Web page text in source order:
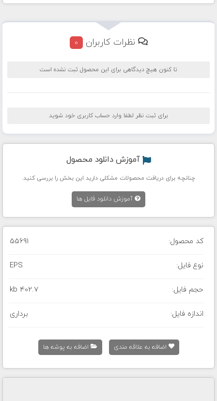
نظرات کاربران 0
تا کنون هیچ دیدگاهی برای این محصول ثبت نشده است
برای ثبت نظر لطفا وارد حساب کاربری خود شوید
آموزش دانلود محصول
چنانچه برای دریافت محصولات مشکلی دارید این بخش را بررسی کنید.
آموزش دانلود فایل ها
کد محصول: 55691
نوع فایل: EPS
حجم فایل: 402.7 kb
اندازه فایل: برداری
اضافه به علاقه مندی اضافه به پوشه ها